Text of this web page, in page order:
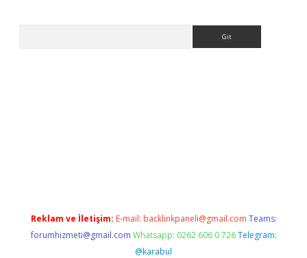
Reklam ve İletişim: E-mail: backlinkpaneli@gmail.com Teams:
forumhizmeti@gmail.com Whatsapp: 0262 606 0 726 Telegram:
@karabul